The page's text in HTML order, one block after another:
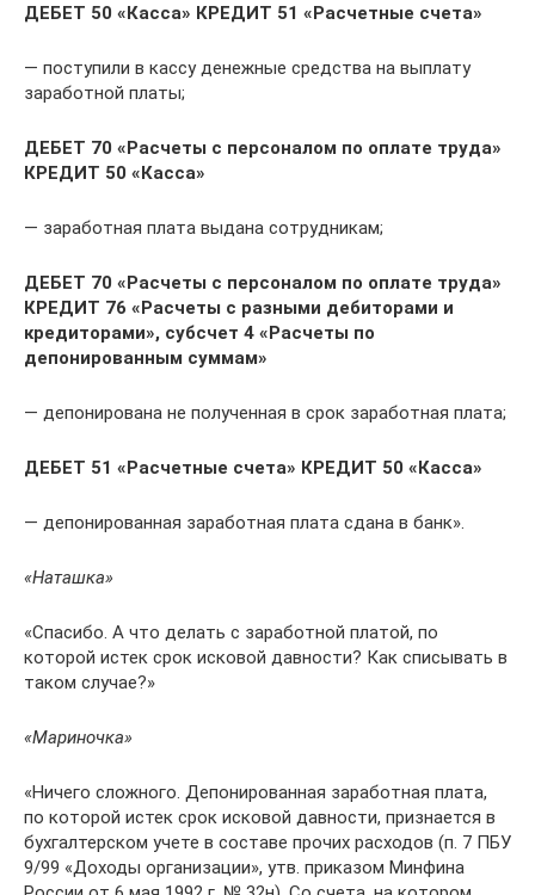
ДЕБЕТ 50 «Касса» КРЕДИТ 51 «Расчетные счета»
— поступили в кассу денежные средства на выплату
заработной платы;
ДЕБЕТ 70 «Расчеты с персоналом по оплате труда»
КРЕДИТ 50 «Касса»
— заработная плата выдана сотрудникам;
ДЕБЕТ 70 «Расчеты с персоналом по оплате труда»
КРЕДИТ 76 «Расчеты с разными дебиторами и
кредиторами», субсчет 4 «Расчеты по
депонированным суммам»
— депонирована не полученная в срок заработная плата;
ДЕБЕТ 51 «Расчетные счета» КРЕДИТ 50 «Касса»
— депонированная заработная плата сдана в банк».
«Наташка»
«Спасибо. А что делать с заработной платой, по
которой истек срок исковой давности? Как списывать в
таком случае?»
«Мариночка»
«Ничего сложного. Депонированная заработная плата,
по которой истек срок исковой давности, признается в
бухгалтерском учете в составе прочих расходов (п. 7 ПБУ
9/99 «Доходы организации», утв. приказом Минфина